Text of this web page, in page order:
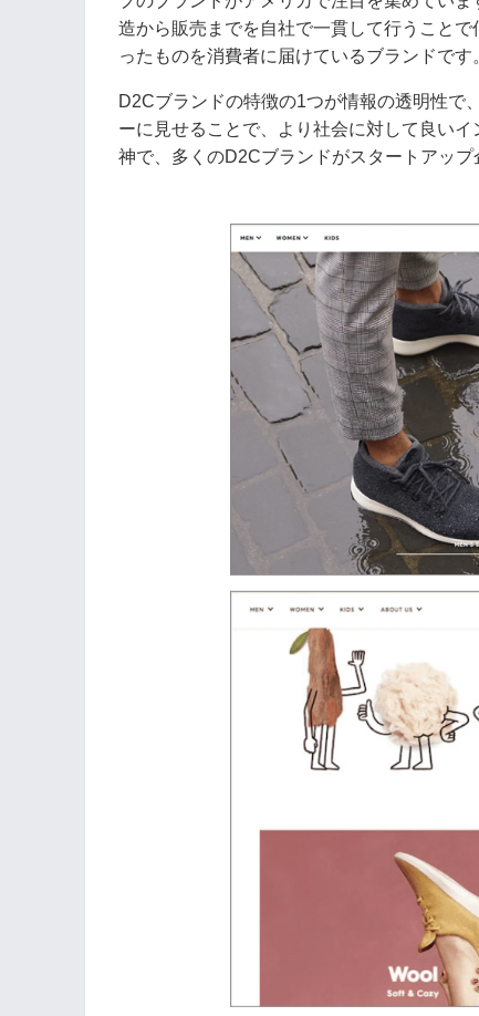
造から販売までを自社で一貫して行うこと
ったものを消費者に届けているブランドです
D2Cブランドの特徴の1つが情報の透明性で
ーに見せることで、より社会に対して良い
神で、多くのD2Cブランドがスタートアップ